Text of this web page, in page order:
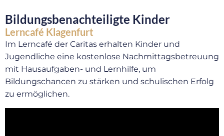
Bildungsbenachteiligte Kinder
Lerncafé Klagenfurt
Im Lerncafé der Caritas erhalten Kinder und
Jugendliche eine kostenlose Nachmittagsbetreuung
mit Hausaufgaben- und Lernhilfe, um
Bildungschancen zu stärken und schulischen Erfolg
zu ermöglichen.